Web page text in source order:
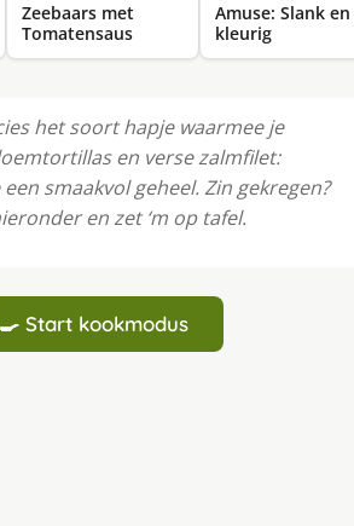
Zeebaars met
Tomatensaus
Amuse: Slank en
kleurig
het soort hapje waarmee je
en verse zalmfilet:
smaakvol geheel. Zin gekregen?
en zet ‘m op tafel.
Start kookmodus